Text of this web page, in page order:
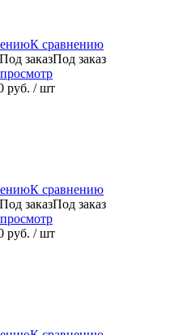
К сравнению
Под заказ
руб. / шт
К сравнению
Под заказ
руб. / шт